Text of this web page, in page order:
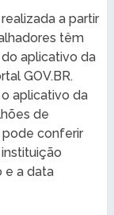
a partir
têm
aplicativo da
GOV.BR.
aplicativo da
de
pode conferir
e a data